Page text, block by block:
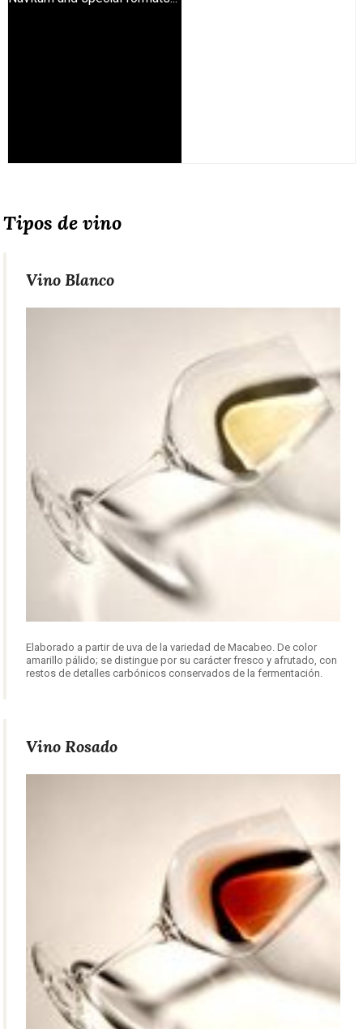
Tipos de vino
Vino Blanco
Elaborado a partir de uva de la variedad de Macabeo. De color
amarillo pálido; se distingue por su carácter fresco y afrutado, con
restos de detalles carbónicos conservados de la fermentación.
Vino Rosado